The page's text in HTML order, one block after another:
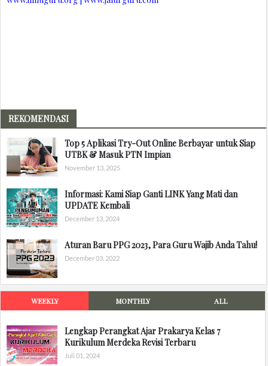
REKOMENDASI
Top 5 Aplikasi Try-Out Online Berbayar untuk Siap
UTBK & Masuk PTN Impian
November 13, 2025
Informasi: Kami Siap Ganti LINK Yang Mati dan
UPDATE Kembali
December 13, 2024
Aturan Baru PPG 2023, Para Guru Wajib Anda Tahu!
December 03, 2022
WEEKLY MONTHLY ALL
Lengkap Perangkat Ajar Prakarya Kelas 7
Kurikulum Merdeka Revisi Terbaru
Juli 01, 2024